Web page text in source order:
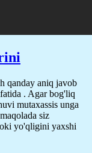
qanday aniq javob
. Agar bog'liq
mutaxassis unga
siz
yo'qligini yaxshi